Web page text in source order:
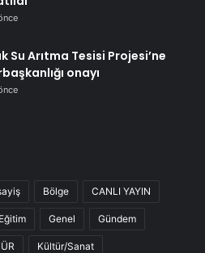
Su Arıtma Tesisi Projesi’ne
onayı
Bölge CANLI YAYIN
Eğitim Genel Gündem
Kültür/Sanat